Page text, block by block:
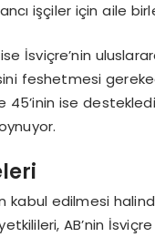
işçiler için aile
İsviçre’nin
feshetmesi
45’inin ise
kabul edilmesi
AB’nin